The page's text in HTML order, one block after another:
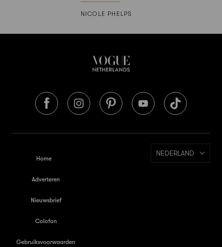
NICOLE PHELPS
Home
Adverteren
Nieuwsbrief
Colofon
Gebruiksvoorwaarden
NEDERLAND